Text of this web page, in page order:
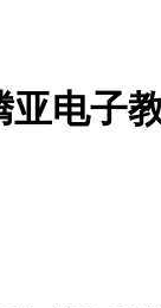
亚电子